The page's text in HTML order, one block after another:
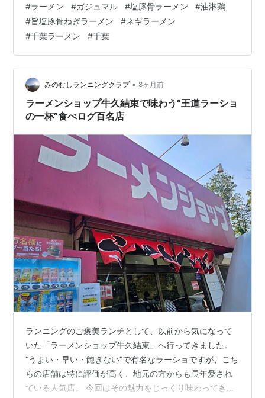
酒もおつまみもいっぱいで、更に、お好み焼きやもんじ
ゃ焼きや焼きラーメンなんかも楽しめるお店なんです
ね。 sehensucht.hatenablog.com 前回は、夏で、冷やし
中華を堪能しましたね。 で、気づけば、あっという間に
「年末」、、、 いや～、過ぎゆく時の早さには、ホント
に驚かさ…
#ラーメン #ガジュマル #塩豚骨ラーメン #油淋鶏
#旨塩豚骨ねぎラーメン #ネギラーメン
#千葉ラーメン #千葉
みのむしランニングクラブ • 8ヶ月前
ラーメンショップ牛久結束で味わう“王道ラーショ
の一杯”食べログ百名店
ランニングのご褒美ランチとして、以前から気になって
いた「ラーメンショップ牛久結束」へ行ってきました。
“うまい・早い・飽きない”で有名なラーショですが、こち
らの店舗は特に評価が高く、地元の方からも長年愛され
ている人気店。 今回はその魅力をじっくり味わってきた